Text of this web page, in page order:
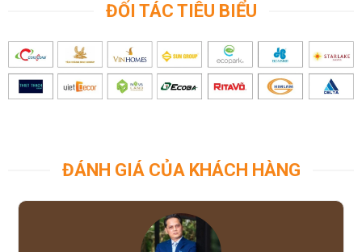
ĐỐI TÁC TIÊU BIỂU
ĐÁNH GIÁ CỦA KHÁCH HÀNG